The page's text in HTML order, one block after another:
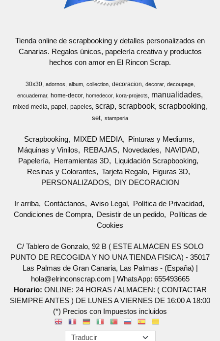
Tienda online de scrapbooking y detalles personalizados en
Canarias. Regalos únicos, papelería creativa y productos
hechos con amor en El Rincon Scrap.
30x30 adornos album collection decoracion decorar
decoupage
encuadernar
home-decor homedecor kora-projects manualidades
mixed-media papel papeles scrap scrapbook scrapbooking
set stamperia
Scrapbooking MIXED MEDIA
Pinturas y Mediums
Máquinas y Vinilos
REBAJAS Novedades
NAVIDAD
Papelería
Herramientas 3D
Liquidación Scrapbooking
Resinas y Colorantes
Tarjeta Regalo
Figuras 3D
PERSONALIZADOS
DIY DECORACION
Ir arriba Contáctanos Aviso Legal
Política de Privacidad
Condiciones de Compra
Desistir de un pedido
Políticas de
Cookies
C/ Tablero de Gonzalo, 92 B ( ESTE ALMACEN ES SOLO
PUNTO DE RECOGIDA Y NO UNA TIENDA FISICA) - 35017
Las Palmas de Gran Canaria, Las Palmas - (España) |
hola@elrinconscrap.com | WhatsApp: 655493665
Horario: ONLINE: 24 HORAS / ALMACEN: ( CONTACTAR
SIEMPRE ANTES ) DE LUNES A VIERNES DE 16:00 A 18:00
(*) Precios con Impuestos incluidos